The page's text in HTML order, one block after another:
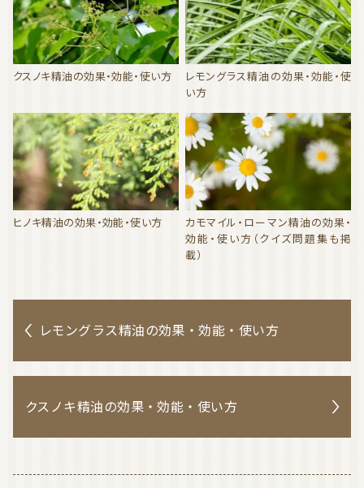
クスノキ精油の効果・効能・使い方
レモングラス精油の効果・効能・使
い方
ヒノキ精油の効果・効能・使い方
カモマイル・ローマン精油の効果・
効能・使い方（クイズ問題集も掲
載）
レモングラス精油の効果・効能・使い方
クスノキ精油の効果・効能・使い方